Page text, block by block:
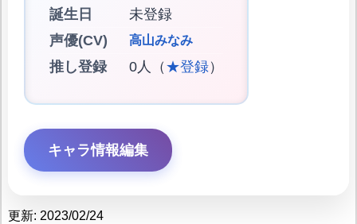
誕生日
未登録
声優(CV)
高山みなみ
推し登録 0人（ ★登録）
キャラ情報編集
更新: 2023/02/24